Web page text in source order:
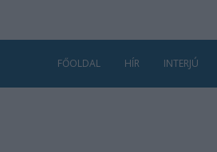
FŐOLDAL HÍR INTERJÚ